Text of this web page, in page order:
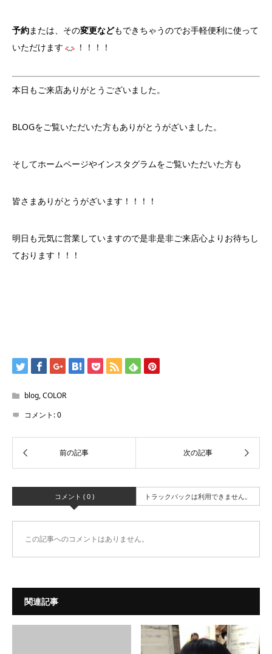
予約または、その変更などもできちゃうのでお手軽便利に使って
いただけます
！！！！
本日もご来店ありがとうございました。
BLOGをご覧いただいた方もありがとうがざいました。
そしてホームページやインスタグラムをご覧いただいた方も
皆さまありがとうがざいます！！！！
明日も元気に営業していますので是非是非ご来店心よりお待ちし
ております！！！
blog,COLOR
コメント:0
コメント ( 0 ) トラックバックは利用できません。
この記事へのコメントはありません。
関連記事